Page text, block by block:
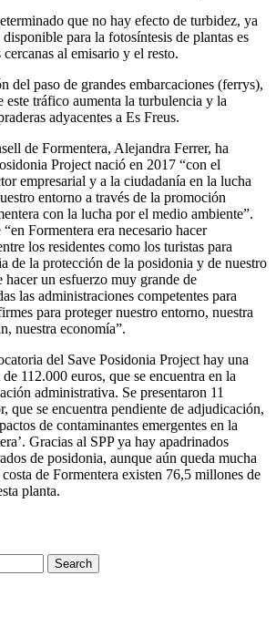
que no hay efecto de turbidez, ya
para la fotosíntesis de plantas es
al emisario y el resto.
del paso de grandes embarcaciones (ferrys),
este tráfico aumenta la turbulencia y la
adyacentes a Es Freus.
de Formentera, Alejandra Ferrer, ha
Project nació en 2017 “con el
empresarial y a la ciudadanía en la lucha
entorno a través de la promoción
con la lucha por el medio ambiente”.
Formentera era necesario hacer
los residentes como los turistas para
de la protección de la posidonia y de nuestro
hacer un esfuerzo muy grande de
las administraciones competentes para
para proteger nuestro entorno, nuestra
nuestra economía”.
del Save Posidonia Project hay una
112.000 euros, que se encuentra en la
administrativa. Se presentaron 11
que se encuentra pendiente de adjudicación,
de contaminantes emergentes en la
Gracias al SPP ya hay apadrinados
de posidonia, aunque aún queda mucha
de Formentera existen 76,5 millones de
planta.
Search